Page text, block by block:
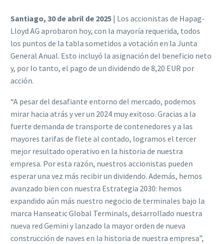
Santiago, 30 de abril de 2025 | Los accionistas de Hapag-
Lloyd AG aprobaron hoy, con la mayoría requerida, todos
los puntos de la tabla sometidos a votación en la Junta
General Anual. Esto incluyó la asignación del beneficio neto
y, por lo tanto, el pago de un dividendo de 8,20 EUR por
acción.
“A pesar del desafiante entorno del mercado, podemos
mirar hacia atrás y ver un 2024 muy exitoso. Gracias a la
fuerte demanda de transporte de contenedores y a las
mayores tarifas de flete al contado, logramos el tercer
mejor resultado operativo en la historia de nuestra
empresa. Por esta razón, nuestros accionistas pueden
esperar una vez más recibir un dividendo. Además, hemos
avanzado bien con nuestra Estrategia 2030: hemos
expandido aún más nuestro negocio de terminales bajo la
marca Hanseatic Global Terminals, desarrollado nuestra
nueva red Gemini y lanzado la mayor orden de nueva
construcción de naves en la historia de nuestra empresa”,